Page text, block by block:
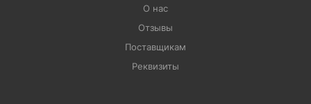
О нас
Отзывы
Поставщикам
Реквизиты